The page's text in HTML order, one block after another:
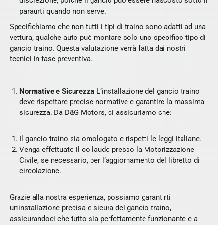
paraurti quando non serve.
Specifichiamo che non tutti i tipi di traino sono adatti ad una
vettura, qualche auto può montare solo uno specifico tipo di
gancio traino. Questa valutazione verrà fatta dai nostri
tecnici in fase preventiva.
Normative e Sicurezza L’installazione del gancio traino
deve rispettare precise normative e garantire la massima
sicurezza. Da D&G Motors, ci assicuriamo che:
Il gancio traino sia omologato e rispetti le leggi italiane.
Venga effettuato il collaudo presso la Motorizzazione
Civile, se necessario, per l’aggiornamento del libretto di
circolazione.
Grazie alla nostra esperienza, possiamo garantirti
un’installazione precisa e sicura del gancio traino,
assicurandoci che tutto sia perfettamente funzionante e a